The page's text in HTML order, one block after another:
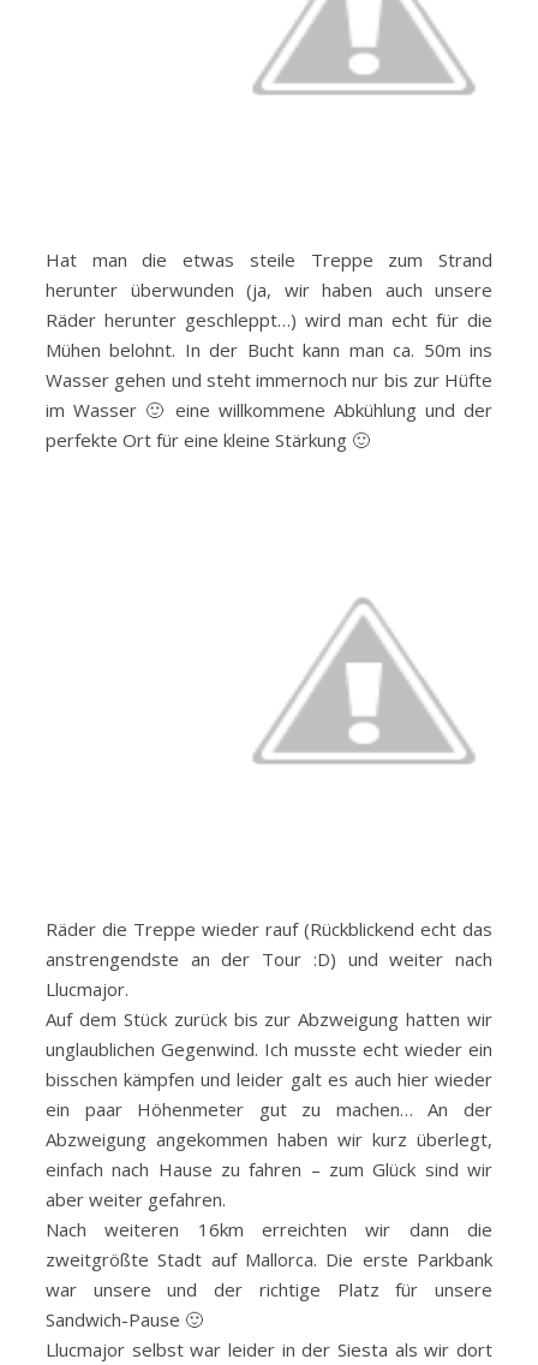
Hat man die etwas steile Treppe zum Strand
herunter überwunden (ja, wir haben auch unsere
Räder herunter geschleppt…) wird man echt für die
Mühen belohnt. In der Bucht kann man ca. 50m ins
Wasser gehen und steht immernoch nur bis zur Hüfte
im Wasser 🙂 eine willkommene Abkühlung und der
perfekte Ort für eine kleine Stärkung 🙂
Räder die Treppe wieder rauf (Rückblickend echt das
anstrengendste an der Tour :D) und weiter nach
Llucmajor.
Auf dem Stück zurück bis zur Abzweigung hatten wir
unglaublichen Gegenwind. Ich musste echt wieder ein
bisschen kämpfen und leider galt es auch hier wieder
ein paar Höhenmeter gut zu machen… An der
Abzweigung angekommen haben wir kurz überlegt,
einfach nach Hause zu fahren – zum Glück sind wir
aber weiter gefahren.
Nach weiteren 16km erreichten wir dann die
zweitgrößte Stadt auf Mallorca. Die erste Parkbank
war unsere und der richtige Platz für unsere
Sandwich-Pause 🙂
Llucmajor selbst war leider in der Siesta als wir dort